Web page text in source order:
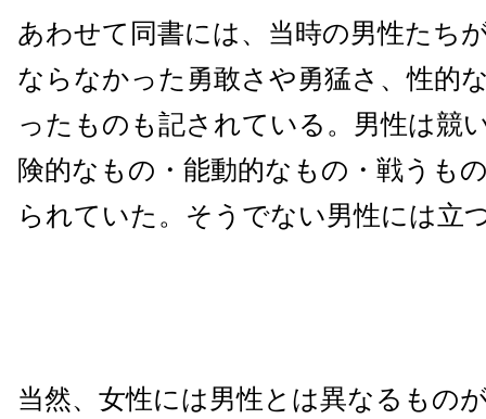
あわせて同書には、当時の男性たち
ならなかった勇敢さや勇猛さ、性的
ったものも記されている。男性は競
険的なもの・能動的なもの・戦うも
られていた。そうでない男性には立
当然、女性には男性とは異なるもの